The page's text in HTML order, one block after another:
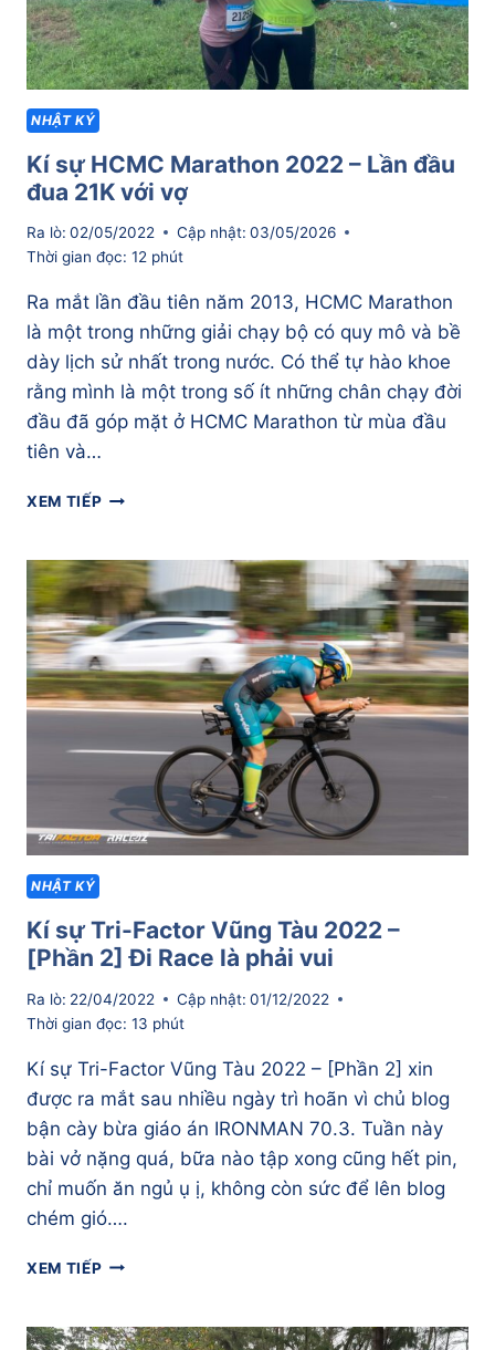
NHẬT KÝ
Kí sự HCMC Marathon 2022 – Lần đầu
đua 21K với vợ
Ra lò: 02/05/2022 Cập nhật: 03/05/2026
Thời gian đọc: 12 phút
Ra mắt lần đầu tiên năm 2013, HCMC Marathon
là một trong những giải chạy bộ có quy mô và bề
dày lịch sử nhất trong nước. Có thể tự hào khoe
rằng mình là một trong số ít những chân chạy đời
đầu đã góp mặt ở HCMC Marathon từ mùa đầu
tiên và…
XEM TIẾPKÍ
MARATHON
2022
–
LẦN
ĐẦU
ĐUA
21K
NHẬT KÝ
Kí sự Tri-Factor Vũng Tàu 2022 –
[Phần 2] Đi Race là phải vui
Ra lò: 22/04/2022 Cập nhật: 01/12/2022
Thời gian đọc: 13 phút
Kí sự Tri-Factor Vũng Tàu 2022 – [Phần 2] xin
được ra mắt sau nhiều ngày trì hoãn vì chủ blog
bận cày bừa giáo án IRONMAN 70.3. Tuần này
bài vở nặng quá, bữa nào tập xong cũng hết pin,
chỉ muốn ăn ngủ ụ ị, không còn sức để lên blog
chém gió….
XEM TIẾPKÍ
FACTOR